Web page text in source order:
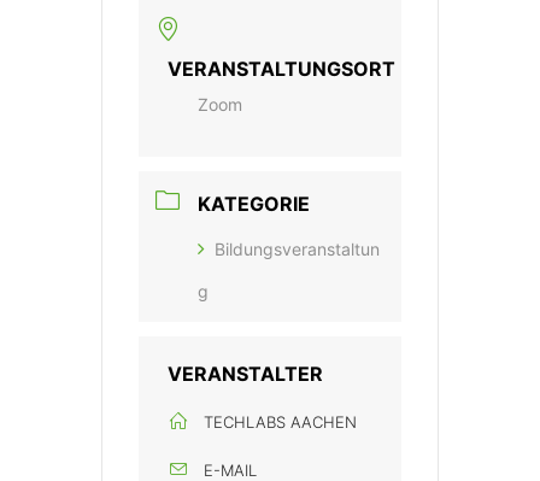
VERANSTALTUNGSORT
Zoom
KATEGORIE
Bildungsveranstaltun
g
VERANSTALTER
TECHLABS AACHEN
E-MAIL